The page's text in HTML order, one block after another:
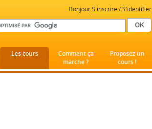
BonjourS'inscrire / S'identifier
Les cours
Comment ça
marche ?
Proposez un
cours !